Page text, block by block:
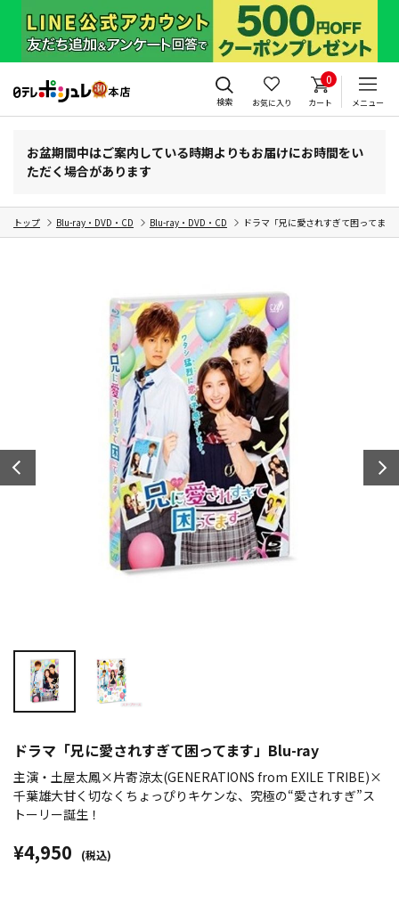
検索 お気に入り
0
カート メニュー
お盆期間中はご案内している時期よりもお届けにお時間をい
ただく場合があります
トップ Blu-ray・DVD・CD Blu-ray・DVD・CD ドラマ「兄に愛されすぎて困ってます
ドラマ「兄に愛されすぎて困ってます」Blu-ray
主演・土屋太鳳×片寄涼太(GENERATIONS from EXILE TRIBE)×
千葉雄大甘く切なくちょっぴりキケンな、究極の“愛されすぎ”ス
トーリー誕生！
¥4,950 (税込)